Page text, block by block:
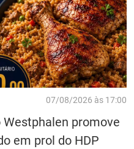
07/08/2026 às 17:00
Westphalen promove
em prol do HDP